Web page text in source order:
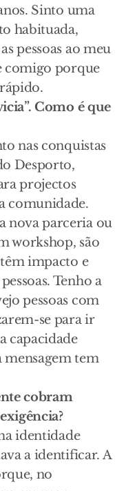
Sinto uma
habituada,
pessoas ao meu
comigo porque
Como é que
nas conquistas
Desporto,
projectos
comunidade.
nova parceria ou
workshop, são
têm impacto e
Tenho a
pessoas com
se para ir
capacidade
tem
cobram
identidade
a identificar. A
no